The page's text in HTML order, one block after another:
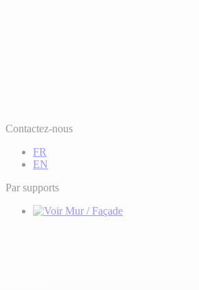
Contactez-nous
FR
EN
Par supports